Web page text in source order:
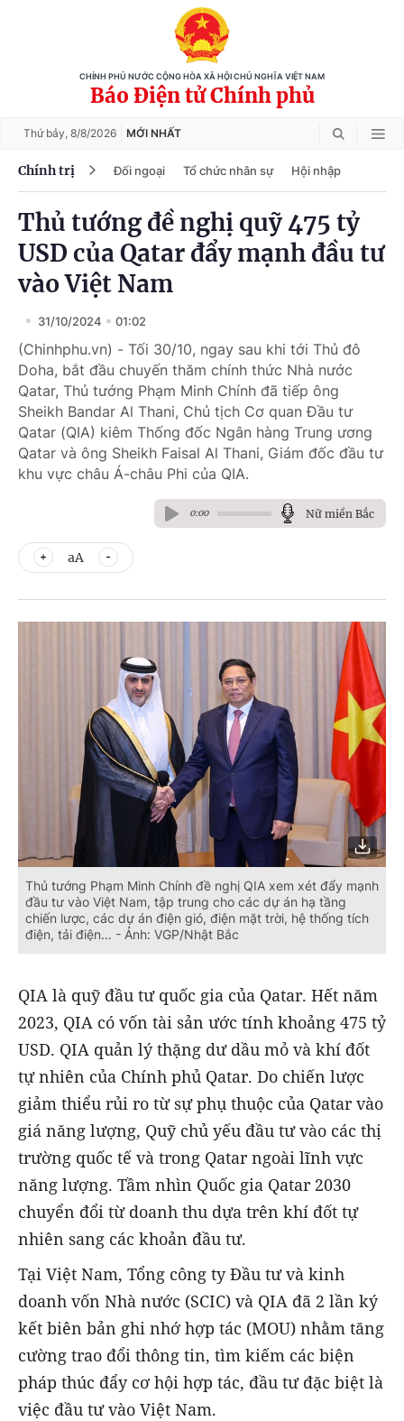
CHÍNH PHỦ NƯỚC CỘNG HÒA XÃ HỘI CHỦ NGHĨA VIỆT NAM
Báo Điện tử Chính phủ
Thứ bảy, 8/8/2026 MỚI NHẤT
Chính trị Đối ngoại Tổ chức nhân sự Hội nhập
Thủ tướng đề nghị quỹ 475 tỷ
USD của Qatar đẩy mạnh đầu tư
vào Việt Nam
31/10/2024 01:02
(Chinhphu.vn) - Tối 30/10, ngay sau khi tới Thủ đô
Doha, bắt đầu chuyến thăm chính thức Nhà nước
Qatar, Thủ tướng Phạm Minh Chính đã tiếp ông
Sheikh Bandar Al Thani, Chủ tịch Cơ quan Đầu tư
Qatar (QIA) kiêm Thống đốc Ngân hàng Trung ương
Qatar và ông Sheikh Faisal Al Thani, Giám đốc đầu tư
khu vực châu Á-châu Phi của QIA.
0:00 Nữ miền Bắc
aA
Thủ tướng Phạm Minh Chính đề nghị QIA xem xét đẩy mạnh
đầu tư vào Việt Nam, tập trung cho các dự án hạ tầng
chiến lược, các dự án điện gió, điện mặt trời, hệ thống tích
điện, tải điện… - Ảnh: VGP/Nhật Bắc
QIA là quỹ đầu tư quốc gia của Qatar. Hết năm
2023, QIA có vốn tài sản ước tính khoảng 475 tỷ
USD. QIA quản lý thặng dư dầu mỏ và khí đốt
tự nhiên của Chính phủ Qatar. Do chiến lược
giảm thiểu rủi ro từ sự phụ thuộc của Qatar vào
giá năng lượng, Quỹ chủ yếu đầu tư vào các thị
trường quốc tế và trong Qatar ngoài lĩnh vực
năng lượng. Tầm nhìn Quốc gia Qatar 2030
chuyển đổi từ doanh thu dựa trên khí đốt tự
nhiên sang các khoản đầu tư.
Tại Việt Nam, Tổng công ty Đầu tư và kinh
doanh vốn Nhà nước (SCIC) và QIA đã 2 lần ký
kết biên bản ghi nhớ hợp tác (MOU) nhằm tăng
cường trao đổi thông tin, tìm kiếm các biện
pháp thúc đẩy cơ hội hợp tác, đầu tư đặc biệt là
việc đầu tư vào Việt Nam.